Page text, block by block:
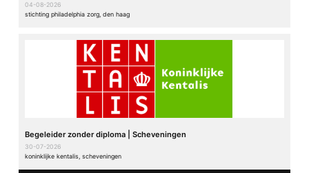
04-08-2026
stichting philadelphia zorg, den haag
Begeleider zonder diploma | Scheveningen
30-07-2026
koninklijke kentalis, scheveningen